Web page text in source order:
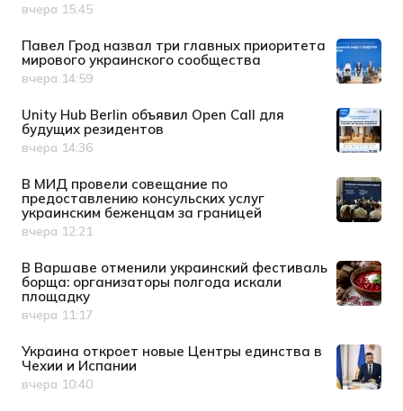
Дата публикации
вчера 15:45
Павел Грод назвал три главных приоритета
мирового украинского сообщества
Дата публикации
вчера 14:59
Unity Hub Berlin объявил Open Call для
будущих резидентов
Дата публикации
вчера 14:36
В МИД провели совещание по
предоставлению консульских услуг
украинским беженцам за границей
Дата публикации
вчера 12:21
В Варшаве отменили украинский фестиваль
борща: организаторы полгода искали
площадку
Дата публикации
вчера 11:17
Украина откроет новые Центры единства в
Чехии и Испании
Дата публикации
вчера 10:40